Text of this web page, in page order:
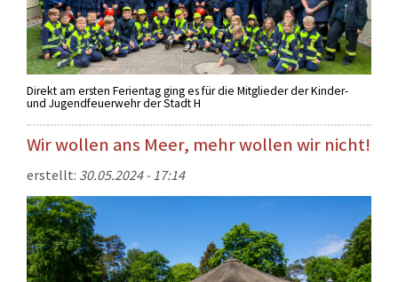
Direkt am ersten Ferientag ging es für die Mitglieder der Kinder-
und Jugendfeuerwehr der Stadt H
Wir wollen ans Meer, mehr wollen wir nicht!
erstellt: 30.05.2024 - 17:14